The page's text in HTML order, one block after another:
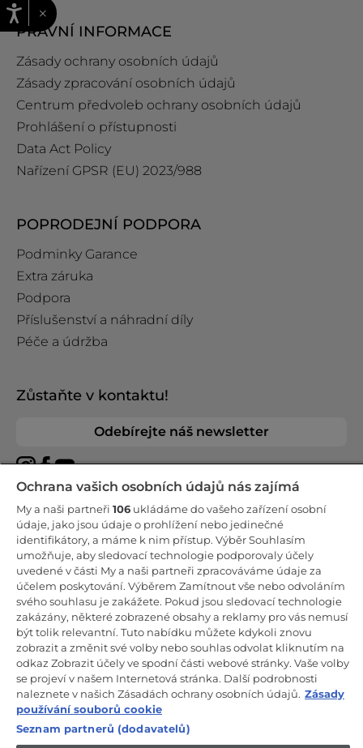
PRÁVNÍ INFORMACE
Zásady ochrany osobních údajů
Zásady zpracování osobních údajů
Centrum předvoleb ochrany osobních údajů
Prohlášení o přístupnosti
Data Act Policy
Nařízení GPSR (EU) 2023/988
POPRODEJNÍ PODPORA
Podminky Garance
Extra záruka
Podpora
Příslušenství a náhradní díly
Péče a údržba
Zůstaňte v kontaktu!
Odebírejte náš newsletter
CANDY HOOVER GROUP S.r.I. - Jediný akcionář - SÍDLO
SPOLEČNOSTI: Via Comolli, 57 - 20861 Brugherio (Monza Brianza) -
Itálie - ADMINISTRATIVNÍ KANCELÁŘE: Via Privata Eden Fumagalli
snc - 20861 Brugherio (Monza Brianza) a Via Trento č. 20/A-22 -
20871 Vimercate (Monza Brianza) - Itálie - Tel.: +39.039.2086.1 - Fax:
+39.039.2086.237 - Základní kapitál 35 000 000,00 € plně splacený -
IČ a číslo zápisu v obchodním rejstříku Milán-Monza-Brianza-Lodi
04666310158 - DIČ 00786860965 - Číslo REA (Ekonomicko-správní
rejstřík): MB-1033934 - Autorizace IT AEOF 211870 - Společnost
podléhající řídicím a koordinačním činnostem společnosti Candy
S.p.A.
CZ / Česká republika
×
Ochrana vašich osobních údajů nás zajímá
My a naši partneři 106 ukládáme do vašeho zařízení osobní
údaje, jako jsou údaje o prohlížení nebo jedinečné
identifikátory, a máme k nim přístup. Výběr Souhlasím
umožňuje, aby sledovací technologie podporovaly účely
uvedené v části My a naši partneři zpracováváme údaje za
účelem poskytování. Výběrem Zamítnout vše nebo odvoláním
svého souhlasu je zakážete. Pokud jsou sledovací technologie
zakázány, některé zobrazené obsahy a reklamy pro vás nemusí
být tolik relevantní. Tuto nabídku můžete kdykoli znovu
zobrazit a změnit své volby nebo souhlas odvolat kliknutím na
odkaz Zobrazit účely ve spodní části webové stránky. Vaše volby
se projeví v našem Internetová stránka. Další podrobnosti
naleznete v našich Zásadách ochrany osobních údajů. Zásady
používání souborů cookie
Seznam partnerů (dodavatelů)